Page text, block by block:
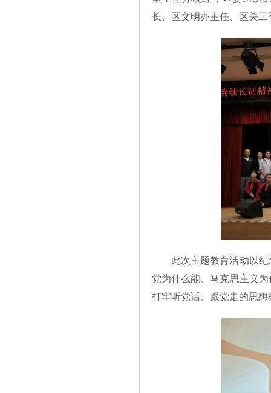
长、区文明办主任、区关
此次主题教育活动以
党为什么能、马克思主义
打牢听党话、跟党走的思想